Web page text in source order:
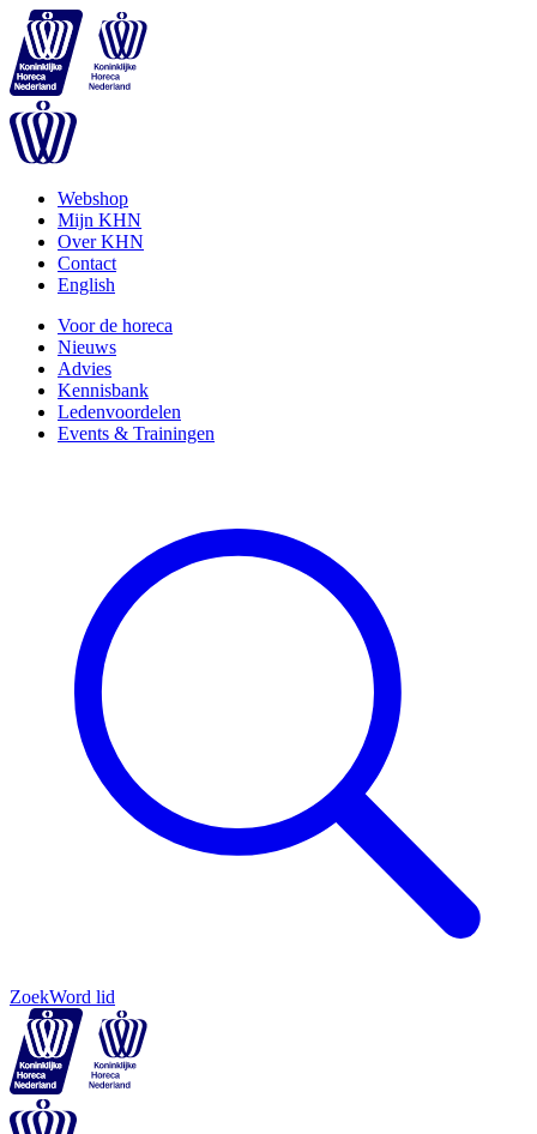
Webshop
Mijn KHN
Over KHN
Contact
English
Voor de horeca
Nieuws
Advies
Kennisbank
Ledenvoordelen
Events & Trainingen
ZoekWord lid